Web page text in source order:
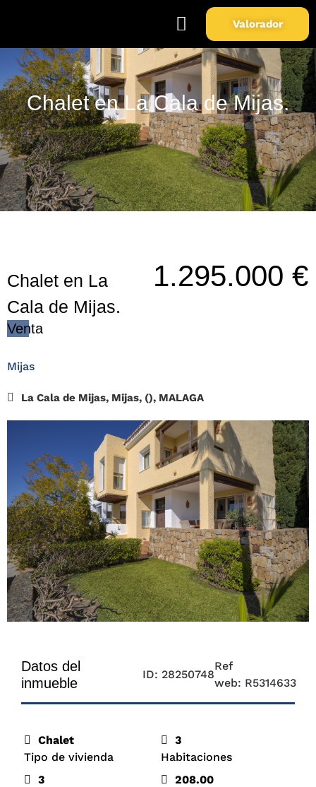
Valorador
Chalet en La Cala de Mijas.
Chalet en La
Cala de Mijas.
1.295.000 €
Venta
Mijas
La Cala de Mijas, Mijas, (), MALAGA
Datos del
inmueble
ID: 28250748
Ref
web: R5314633
Chalet
Tipo de vivienda
3
Habitaciones
3
208.00